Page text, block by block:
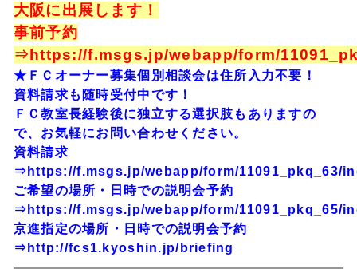
大阪に出展します！
事前予約
⇒ https://f.msgs.jp/webapp/form/
★ＦＣオーナー募集個別相談会は住所入力不要！
資料請求も随時受付中です！
ＦＣ教室長経験後に独立する選択肢もありますの
で、お気軽にお問い合わせください。
資料請求
⇒ https://f.msgs.jp/webapp/form/11091_pkq_63/
ご希望の場所・日時での説明会予約
⇒ https://f.msgs.jp/webapp/form/11091_pkq_65/
京進指定の場所・日時での説明会予約
⇒ http://fcs1.kyoshin.jp/briefing